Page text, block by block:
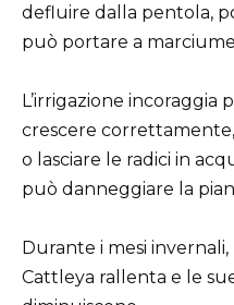
defluire dalla pentola,
può portare a
L’irrigazione incoraggia
crescere correttamente,
o lasciare le radici in
può danneggiare la
Durante i mesi
Cattleya rallenta e le